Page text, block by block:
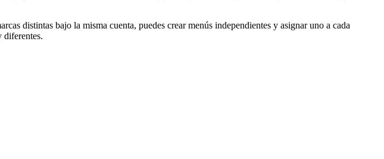
distintas bajo la misma cuenta, puedes crear menús independientes y asignar uno a cada
diferentes.